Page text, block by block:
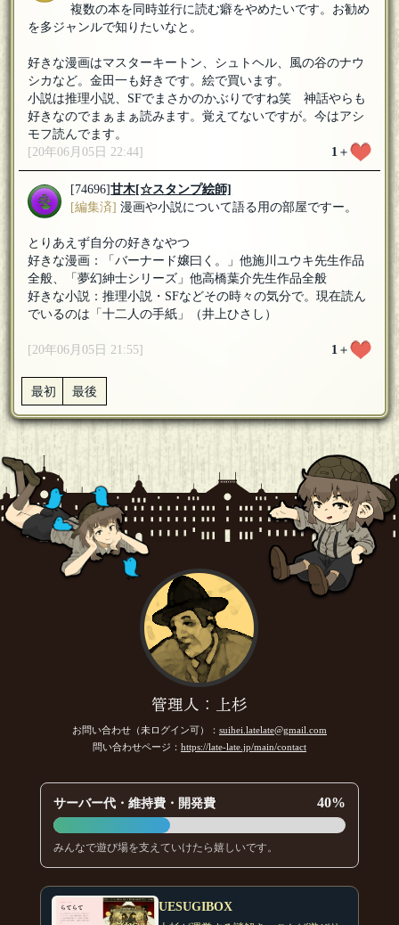
複数の本を同時並行に読む癖をやめたいです。お勧め
を多ジャンルで知りたいなと。
好きな漫画はマスターキートン、シュトヘル、風の谷のナウ
シカなど。金田一も好きです。絵で買います。
小説は推理小説、SFでまさかのかぶりですね笑 神話やらも
好きなのでまぁまぁ読みます。覚えてないですが。今はアシ
モフ読んでます。
[20年06月05日 22:44]
1＋
[74696]甘木[☆スタンプ絵師]
[編集済] 漫画や小説について語る用の部屋ですー。
とりあえず自分の好きなやつ
好きな漫画：「バーナード嬢曰く。」他施川ユウキ先生作品
全般、「夢幻紳士シリーズ」他高橋葉介先生作品全般
好きな小説：推理小説・SFなどその時々の気分で。現在読ん
でいるのは「十二人の手紙」（井上ひさし）
[20年06月05日 21:55] 1＋
最初 最後
管理人：上杉
お問い合わせ（未ログイン可）： suihei.latelate@gmail.com
問い合わせページ： https://late-late.jp/main/contact
サーバー代・維持費・開発費 40%
みんなで遊び場を支えていけたら嬉しいです。
UESUGIBOX